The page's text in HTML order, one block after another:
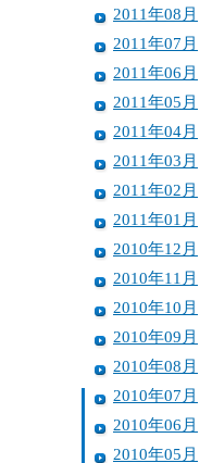
2011年08月
2011年07月
2011年06月
2011年05月
2011年04月
2011年03月
2011年02月
2011年01月
2010年12月
2010年11月
2010年10月
2010年09月
2010年08月
2010年07月
2010年06月
2010年05月